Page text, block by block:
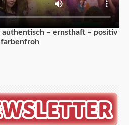
authentisch – ernsthaft – positiv
farbenfroh